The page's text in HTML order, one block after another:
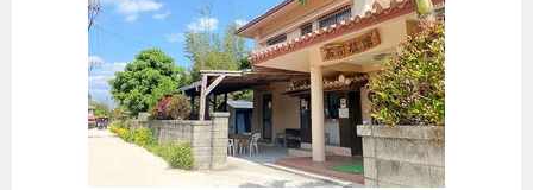
1泊大人1名合計（税込）
16,000円
【選べるお部屋と価格】
16,000円【禁煙】ツインルーム約26平米